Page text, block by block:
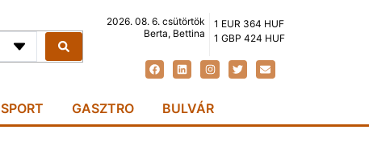
2026. 08. 6. csütörtök
Berta, Bettina
1 EUR 364 HUF
1 GBP 424 HUF
SPORT GASZTRO BULVÁR